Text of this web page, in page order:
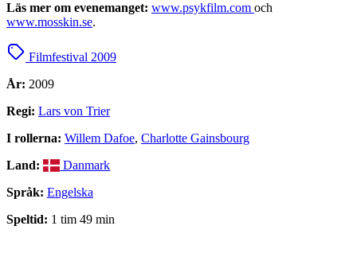
Läs mer om evenemanget: www.psykfilm.com och
www.mosskin.se.
Filmfestival 2009
År: 2009
Regi: Lars von Trier
I rollerna: Willem Dafoe, Charlotte Gainsbourg
Land:
Danmark
Språk: Engelska
Speltid: 1 tim 49 min